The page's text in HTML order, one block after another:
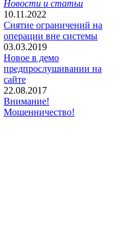
Новости и статьи
10.11.2022
Снятие ограничений на
операции вне системы
03.03.2019
Новое в демо
предпрослушивании на
сайте
22.08.2017
Внимание!
Мошенничество!